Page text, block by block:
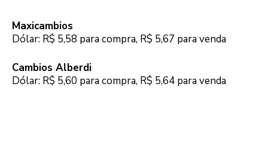
Maxicambios
Dólar: R$ 5,58 para compra, R$ 5,67 para venda
Cambios Alberdi
Dólar: R$ 5,60 para compra, R$ 5,64 para venda